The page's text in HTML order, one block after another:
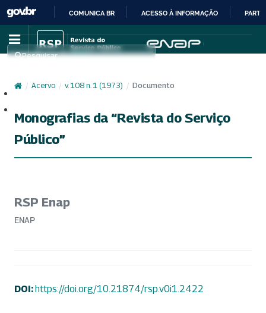
IR
PARA
CONTEÚDO
COMUNICA BR ACESSO À INFORMAÇÃO
Pesquisar
/ Acervo / v. 108 n. 1 (1973) / Documento
Monografias da “Revista do Serviço
Público”
RSP Enap
ENAP
DOI:https://doi.org/10.21874/rsp.v0i1.2422